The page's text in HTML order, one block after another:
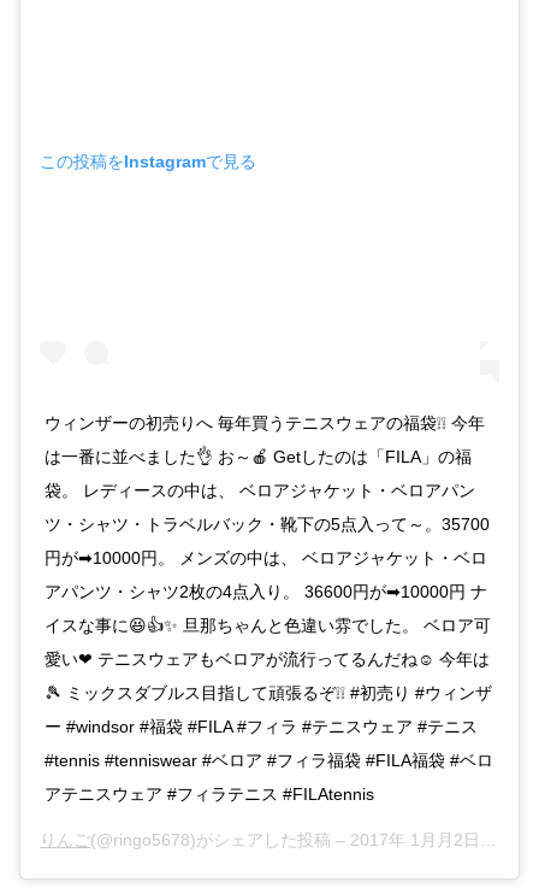
この投稿をInstagramで見る
ウィンザーの初売りへ 毎年買うテニスウェアの福袋❕❕ 今年
は一番に並べました👌 お～🍎 Getしたのは「FILA」の福
袋。 レディースの中は、 ベロアジャケット・ベロアパン
ツ・シャツ・トラベルバック・靴下の5点入って～。35700
円が➡10000円。 メンズの中は、 ベロアジャケット・ベロ
アパンツ・シャツ2枚の4点入り。 36600円が➡10000円 ナ
イスな事に😆👍✨ 旦那ちゃんと色違い雰でした。 ベロア可
愛い❤ テニスウェアもベロアが流行ってるんだね☺ 今年は
🎾 ミックスダブルス目指して頑張るぞ❕❕ #初売り #ウィンザ
ー #windsor #福袋 #FILA #フィラ #テニスウェア #テニス
#tennis #tenniswear #ベロア #フィラ福袋 #FILA福袋 #ベロ
アテニスウェア #フィラテニス #FILAtennis
りんご(@ringo5678)がシェアした投稿 – 2017年 1月月2日午後9時38分PST